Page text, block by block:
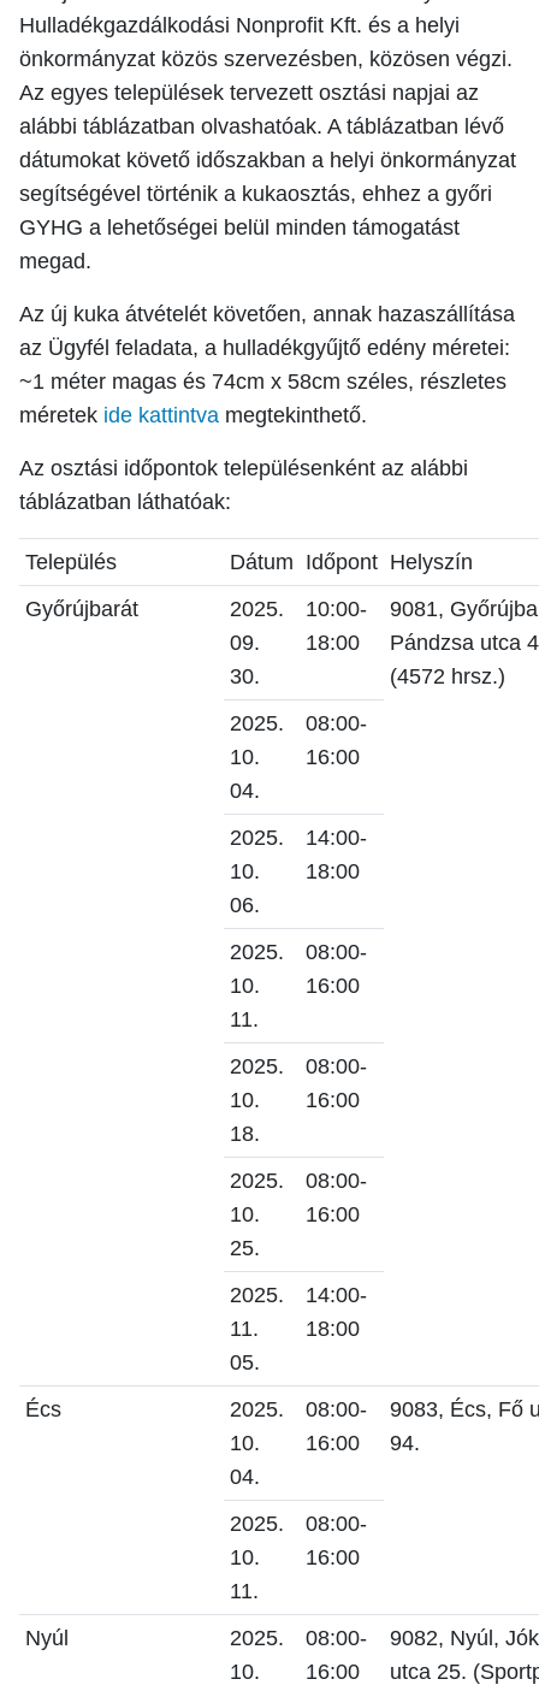
Hulladékgazdálkodási Nonprofit Kft. és a helyi
önkormányzat közös szervezésben, közösen végzi.
Az egyes települések tervezett osztási napjai az
alábbi táblázatban olvashatóak. A táblázatban lévő
dátumokat követő időszakban a helyi önkormányzat
segítségével történik a kukaosztás, ehhez a győri
GYHG a lehetőségei belül minden támogatást
megad.
Az új kuka átvételét követően, annak hazaszállítása
az Ügyfél feladata, a hulladékgyűjtő edény méretei:
~1 méter magas és 74cm x 58cm széles, részletes
méretek ide kattintva megtekinthető.
Az osztási időpontok településenként az alábbi
táblázatban láthatóak:
Település Dátum Időpont Helyszín
Győrújbarát
2025.
09.
30.
10:00-
18:00
9081,
Pándzsa utca
(4572 hrsz.)
2025.
10.
04.
08:00-
16:00
2025.
10.
06.
14:00-
18:00
2025.
10.
11.
08:00-
16:00
2025.
10.
18.
08:00-
16:00
2025.
10.
25.
08:00-
16:00
2025.
11.
05.
14:00-
18:00
Écs
2025.
10.
04.
08:00-
16:00
9083, Écs, Fő
94.
2025.
10.
11.
08:00-
16:00
Nyúl
2025.
10.
08:00-
16:00
9082, Nyúl,
utca 25.